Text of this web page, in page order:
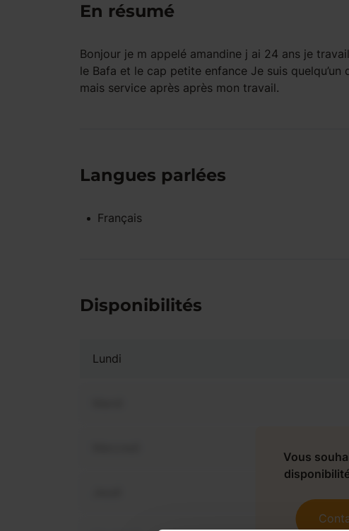
En résumé
Bonjour je m appelé amandine j ai 24 ans je
le Bafa et le cap petite enfance Je suis
mais service après après mon travail.
Langues parlées
Français
Disponibilités
Lundi
Vous